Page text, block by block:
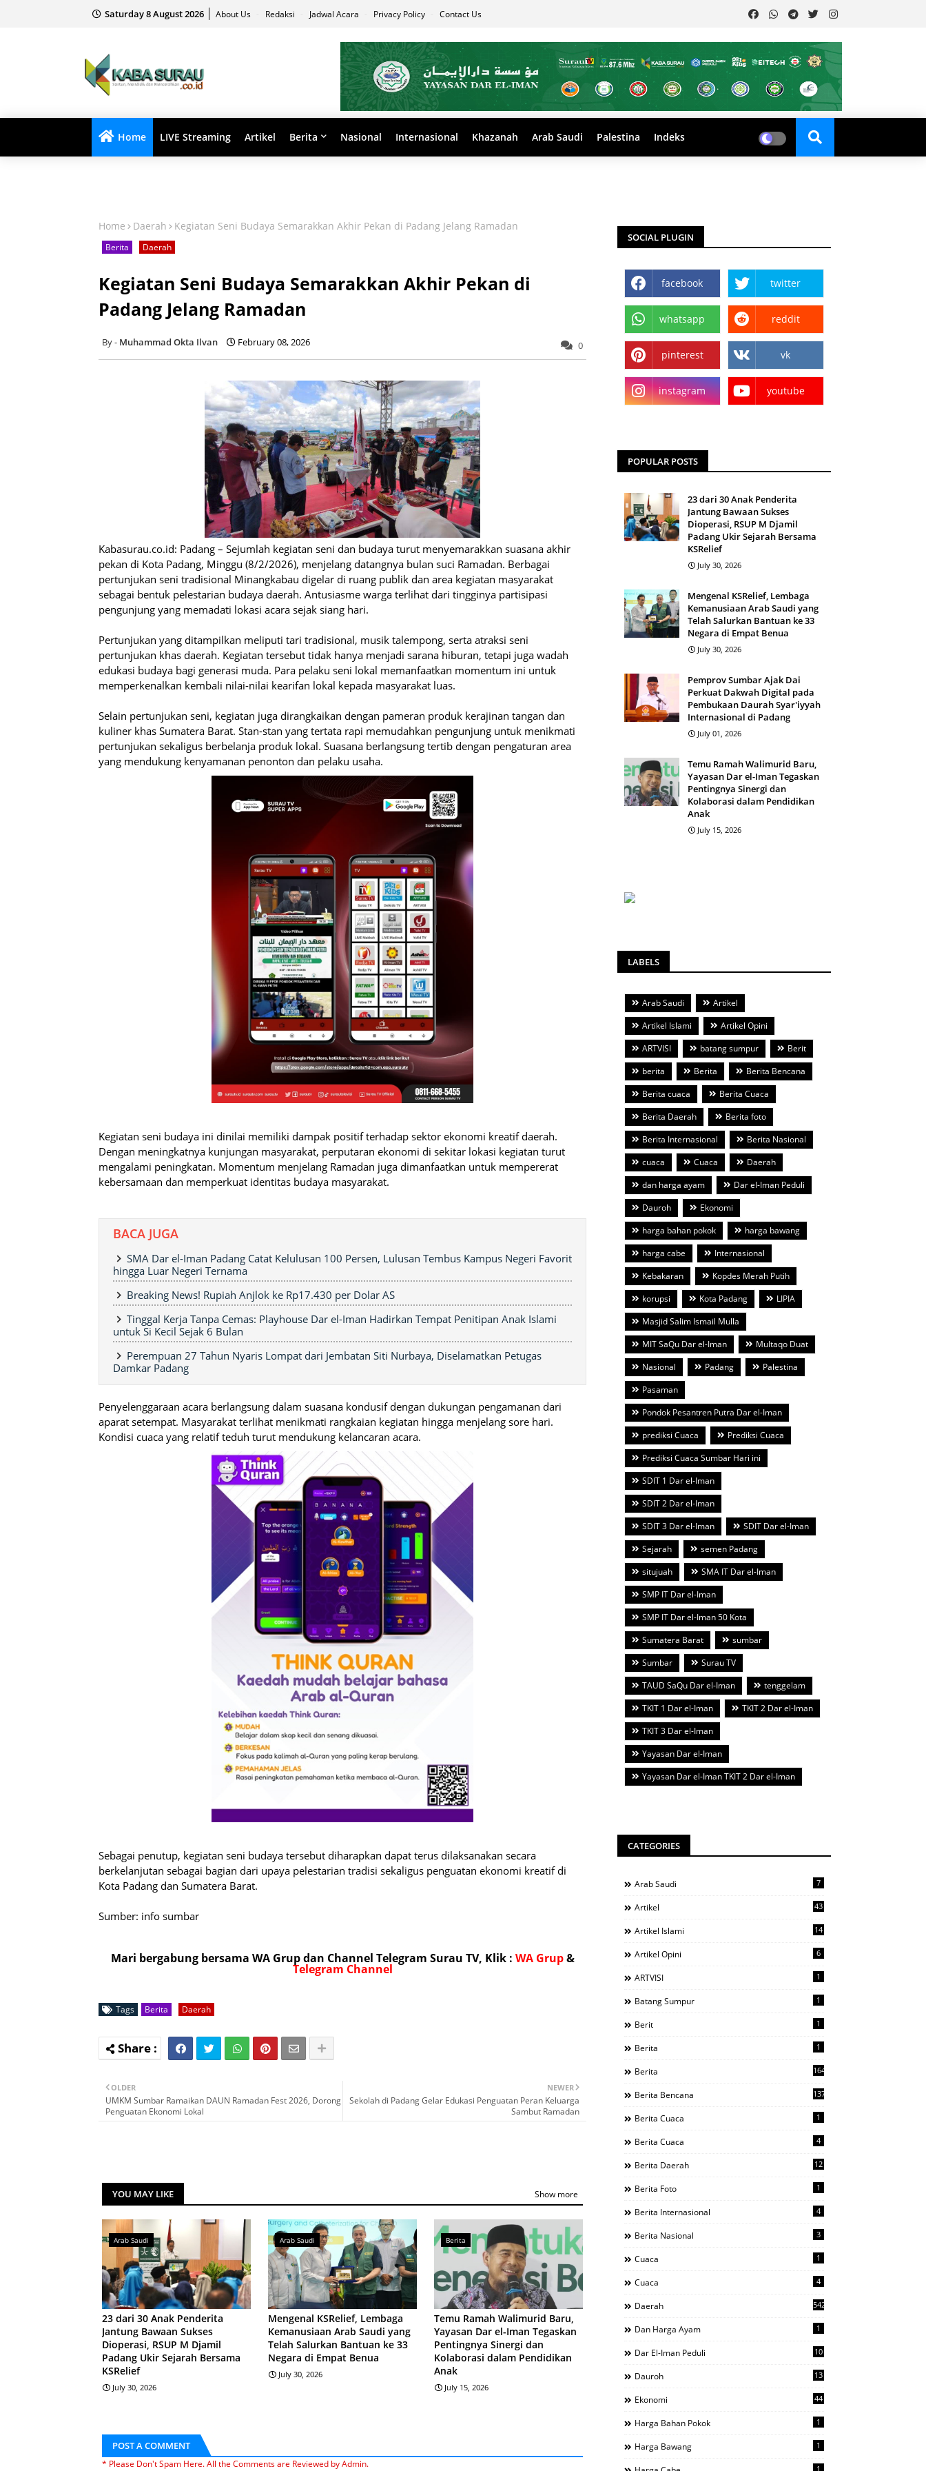
Saturday 8 August 2026 About Us Redaksi Jadwal Acara Privacy Policy Contact Us
Home LIVE Streaming Artikel Berita Nasional Internasional Khazanah Arab Saudi Palestina Indeks
Home Daerah Kegiatan Seni Budaya Semarakkan Akhir Pekan di Padang Jelang Ramadan
Berita Daerah
Kegiatan Seni Budaya Semarakkan Akhir Pekan di
Padang Jelang Ramadan
Muhammad Okta Ilvan February 08, 2026 0
Kabasurau.co.id: Padang – Sejumlah kegiatan seni dan budaya turut menyemarakkan suasana akhir
pekan di Kota Padang, Minggu (8/2/2026), menjelang datangnya bulan suci Ramadan. Berbagai
pertunjukan seni tradisional Minangkabau digelar di ruang publik dan area kegiatan masyarakat
sebagai bentuk pelestarian budaya daerah. Antusiasme warga terlihat dari tingginya partisipasi
pengunjung yang memadati lokasi acara sejak siang hari.
Pertunjukan yang ditampilkan meliputi tari tradisional, musik talempong, serta atraksi seni
pertunjukan khas daerah. Kegiatan tersebut tidak hanya menjadi sarana hiburan, tetapi juga wadah
edukasi budaya bagi generasi muda. Para pelaku seni lokal memanfaatkan momentum ini untuk
memperkenalkan kembali nilai-nilai kearifan lokal kepada masyarakat luas.
Selain pertunjukan seni, kegiatan juga dirangkaikan dengan pameran produk kerajinan tangan dan
kuliner khas Sumatera Barat. Stan-stan yang tertata rapi memudahkan pengunjung untuk menikmati
pertunjukan sekaligus berbelanja produk lokal. Suasana berlangsung tertib dengan pengaturan area
yang mendukung kenyamanan penonton dan pelaku usaha.
Kegiatan seni budaya ini dinilai memiliki dampak positif terhadap sektor ekonomi kreatif daerah.
Dengan meningkatnya kunjungan masyarakat, perputaran ekonomi di sekitar lokasi kegiatan turut
mengalami peningkatan. Momentum menjelang Ramadan juga dimanfaatkan untuk mempererat
kebersamaan dan memperkuat identitas budaya masyarakat.
BACA JUGA
SMA Dar el-Iman Padang Catat Kelulusan 100 Persen, Lulusan Tembus Kampus Negeri Favorit
hingga Luar Negeri Ternama
Breaking News! Rupiah Anjlok ke Rp17.430 per Dolar AS
Tinggal Kerja Tanpa Cemas: Playhouse Dar el-Iman Hadirkan Tempat Penitipan Anak Islami
untuk Si Kecil Sejak 6 Bulan
Perempuan 27 Tahun Nyaris Lompat dari Jembatan Siti Nurbaya, Diselamatkan Petugas
Damkar Padang
Penyelenggaraan acara berlangsung dalam suasana kondusif dengan dukungan pengamanan dari
aparat setempat. Masyarakat terlihat menikmati rangkaian kegiatan hingga menjelang sore hari.
Kondisi cuaca yang relatif teduh turut mendukung kelancaran acara.
Sebagai penutup, kegiatan seni budaya tersebut diharapkan dapat terus dilaksanakan secara
berkelanjutan sebagai bagian dari upaya pelestarian tradisi sekaligus penguatan ekonomi kreatif di
Kota Padang dan Sumatera Barat.
Sumber: info sumbar
Mari bergabung bersama WA Grup dan Channel Telegram Surau TV, Klik : WA Grup&
Telegram Channel
Tags Berita Daerah
NEWER
Sekolah di Padang Gelar Edukasi Penguatan Peran Keluarga
Sambut Ramadan
OLDER
UMKM Sumbar Ramaikan DAUN Ramadan Fest 2026, Dorong
Penguatan Ekonomi Lokal
YOU MAY LIKE Show more
Arab Saudi
23 dari 30 Anak Penderita
Jantung Bawaan Sukses
Dioperasi, RSUP M Djamil
Padang Ukir Sejarah Bersama
KSRelief
July 30, 2026
Arab Saudi
Mengenal KSRelief, Lembaga
Kemanusiaan Arab Saudi yang
Telah Salurkan Bantuan ke 33
Negara di Empat Benua
July 30, 2026
Berita
Temu Ramah Walimurid Baru,
Yayasan Dar el-Iman Tegaskan
Pentingnya Sinergi dan
Kolaborasi dalam Pendidikan
Anak
July 15, 2026
POST A COMMENT
* Please Don't Spam Here. All the Comments are Reviewed by Admin.
SOCIAL PLUGIN
facebook twitter
whatsapp reddit
pinterest vk
instagram youtube
POPULAR POSTS
23 dari 30 Anak Penderita
Jantung Bawaan Sukses
Dioperasi, RSUP M Djamil
Padang Ukir Sejarah Bersama
KSRelief
July 30, 2026
Mengenal KSRelief, Lembaga
Kemanusiaan Arab Saudi yang
Telah Salurkan Bantuan ke 33
Negara di Empat Benua
July 30, 2026
Pemprov Sumbar Ajak Dai
Perkuat Dakwah Digital pada
Pembukaan Daurah Syar'iyyah
Internasional di Padang
July 01, 2026
Temu Ramah Walimurid Baru,
Yayasan Dar el-Iman Tegaskan
Pentingnya Sinergi dan
Kolaborasi dalam Pendidikan
Anak
July 15, 2026
LABELS
Arab Saudi
Artikel
Artikel Islami
Artikel Opini
ARTVISI
batang sumpur
Berit
berita
Berita
Berita Bencana
Berita cuaca
Berita Cuaca
Berita Daerah
Berita foto
Berita Internasional
Berita Nasional
cuaca
Cuaca
Daerah
dan harga ayam
Dar el-Iman Peduli
Dauroh
Ekonomi
harga bahan pokok
harga bawang
harga cabe
Internasional
Kebakaran
Kopdes Merah Putih
korupsi
Kota Padang
LIPIA
Masjid Salim Ismail Mulla
MIT SaQu Dar el-Iman
Multaqo Duat
Nasional
Padang
Palestina
Pasaman
Pondok Pesantren Putra Dar el-Iman
prediksi Cuaca
Prediksi Cuaca
Prediksi Cuaca Sumbar Hari ini
SDIT 1 Dar el-Iman
SDIT 2 Dar el-Iman
SDIT 3 Dar el-Iman
SDIT Dar el-Iman
Sejarah
semen Padang
situjuah
SMA IT Dar el-Iman
SMP IT Dar el-Iman
SMP IT Dar el-Iman 50 Kota
Sumatera Barat
sumbar
Sumbar
Surau TV
TAUD SaQu Dar el-Iman
tenggelam
TKIT 1 Dar el-Iman
TKIT 2 Dar el-Iman
TKIT 3 Dar el-Iman
Yayasan Dar el-Iman
Yayasan Dar el-Iman TKIT 2 Dar el-Iman
CATEGORIES
Arab Saudi 7
Artikel 43
Artikel Islami 14
Artikel Opini 6
ARTVISI 1
Batang Sumpur 1
Berit 1
Berita 1
Berita 1644
Berita Bencana 137
Berita Cuaca 1
Berita Cuaca 4
Berita Daerah 12
Berita Foto 1
Berita Internasional 4
Berita Nasional 3
Cuaca 1
Cuaca 4
Daerah 542
Dan Harga Ayam 1
Dar El-Iman Peduli 10
Dauroh 13
Ekonomi 44
Harga Bahan Pokok 1
Harga Bawang 1
1